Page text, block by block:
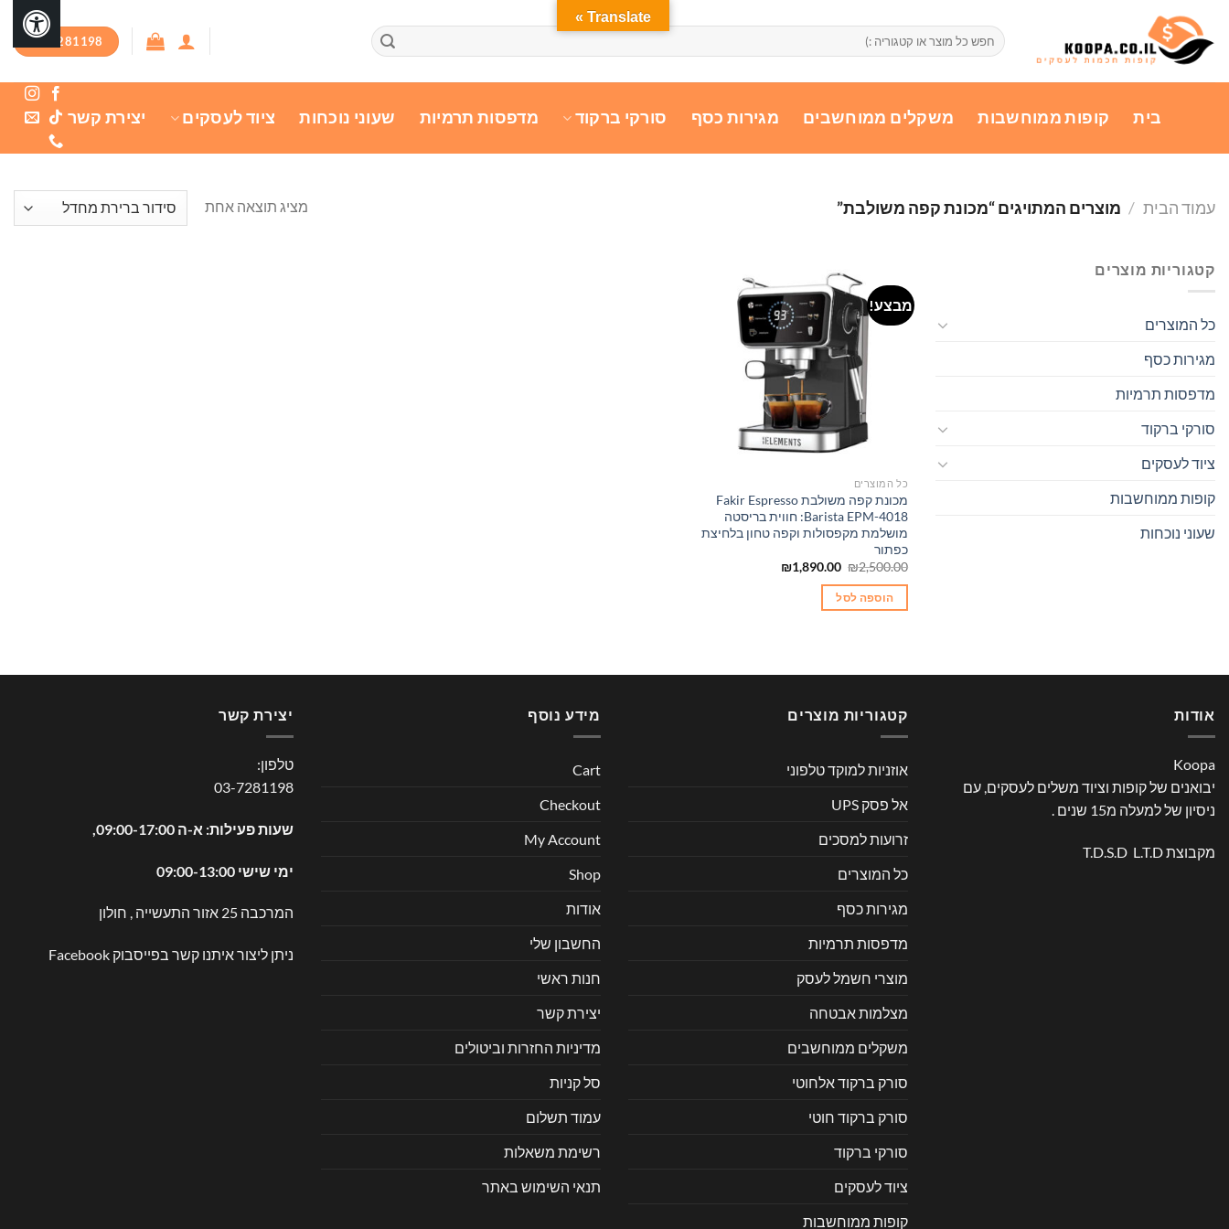
content
חיפוש
עבור:
03-7281198
בית קופות ממוחשבות משקלים ממוחשבים מגירות כסף סורקי ברקוד מדפסות תרמיות שעוני נוכחות ציוד לעסקים יצירת קשר
עמוד הבית / מוצרים המתויגים “מכונת קפה משולבת” מציג תוצאה אחת
קטגוריות מוצרים
כל המוצרים
מגירות כסף
מדפסות תרמיות
סורקי ברקוד
ציוד לעסקים
קופות ממוחשבות
שעוני נוכחות
מבצע!
כל המוצרים
מכונת קפה משולבת Fakir Espresso
Barista EPM-4018: חווית בריסטה
מושלמת מקפסולות וקפה טחון בלחיצת
כפתור
₪2,500.00
המחיר
היה:
₪2,500.00.
₪1,890.00
הוספה לסל
אודות
Koopa
יבואנים של קופות וציוד משלים לעסקים, עם
ניסיון של למעלה מ15 שנים .
מקבוצת T.D.S.D L.T.D
קטגוריות מוצרים
אוזניות למוקד טלפוני
אל פסק UPS
זרועות למסכים
כל המוצרים
מגירות כסף
מדפסות תרמיות
מוצרי חשמל לעסק
מצלמות אבטחה
משקלים ממוחשבים
סורק ברקוד אלחוטי
סורק ברקוד חוטי
סורקי ברקוד
ציוד לעסקים
קופות ממוחשבות
מידע נוסף
Cart
Checkout
My Account
Shop
אודות
החשבון שלי
חנות ראשי
יצירת קשר
מדיניות החזרות וביטולים
סל קניות
עמוד תשלום
רשימת משאלות
תנאי השימוש באתר
יצירת קשר
טלפון:
03-7281198
שעות פעילות: א-ה 09:00-17:00,
ימי שישי 09:00-13:00
המרכבה 25 אזור התעשייה , חולון
ניתן ליצור איתנו קשר בפייסבוק Facebook
Translate »